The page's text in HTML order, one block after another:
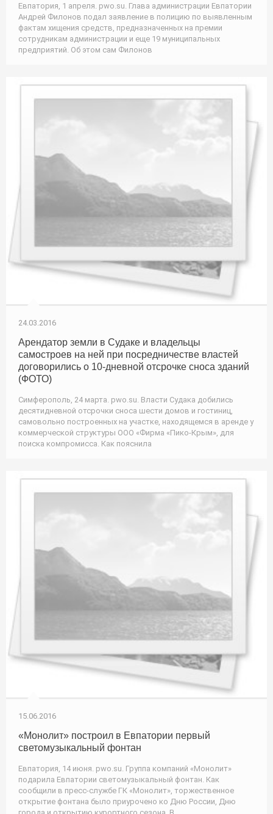
Евпатория, 1 апреля. pwo.su. Глава администрации Евпатории
Андрей Филонов подал заявление в полицию по выявленным
фактам хищения средств, предназначенных на премии
сотрудникам администрации и еще 19 муниципальных
предприятий. Об этом сам Филонов
24.03.2016
Арендатор земли в Судаке и владельцы
самостроев на ней при посредничестве властей
договорились о 10-дневной отсрочке сноса зданий
(ФОТО)
Симферополь, 24 марта. pwo.su. Власти Судака добились
десятидневной отсрочки сноса шести домов и гостиниц,
самовольно построенных на участке, находящемся в аренде у
коммерческой структуры ООО «Фирма «Пико-Крым», для
поиска компромисса. Как пояснила
15.06.2016
«Монолит» построил в Евпатории первый
светомузыкальный фонтан
Евпатория, 14 июня. pwo.su. Группа компаний «Монолит»
подарила Евпатории светомузыкальный фонтан. Как
сообщили в пресс-службе ГК «Монолит», торжественное
открытие фонтана было приурочено ко Дню России, Дню